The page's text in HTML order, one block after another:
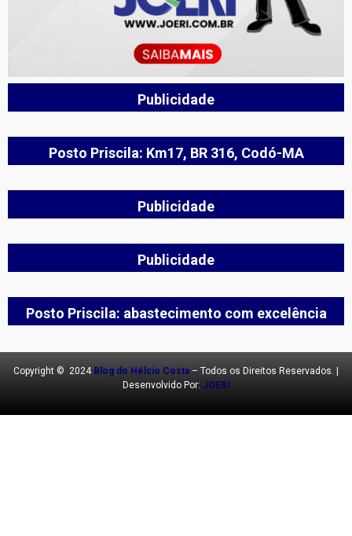
Publicidade
Posto Priscila: Km17, BR 316, Codó-MA
Publicidade
Publicidade
Posto Priscila: abastecimento com excelência
Copyright © 2024 Blog do Hélcio Costa – Todos os Direitos Reservados. |
Desenvolvido Por: JOERI